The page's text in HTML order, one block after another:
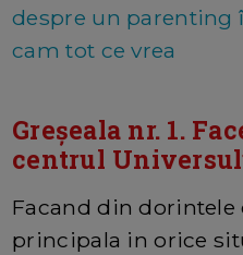
despre un parenting
cam tot ce vrea
Greșeala nr. 1.
centrul
Facand din
principala in orice